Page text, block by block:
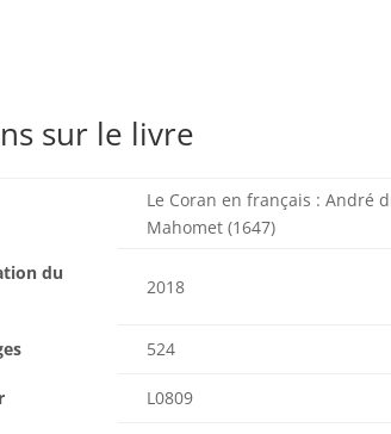
sur le livre
Le Coran en français : André
Mahomet (1647)
du
2018
524
L0809